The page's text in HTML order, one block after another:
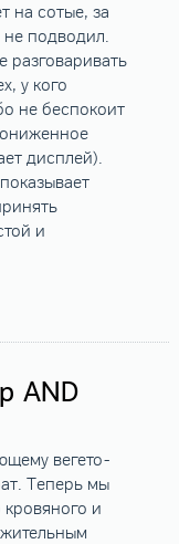
на сотые, за
не подводил.
разговаривать
у кого
не беспокоит
дисплей).
и
AND
вегето-
Теперь мы
и